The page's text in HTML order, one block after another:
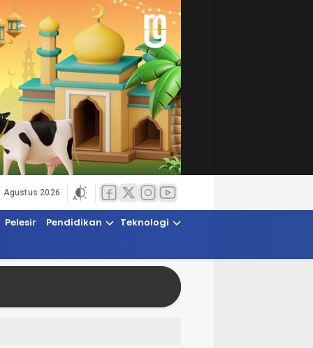
Agustus 2026
Pelesir Pendidikan Teknologi